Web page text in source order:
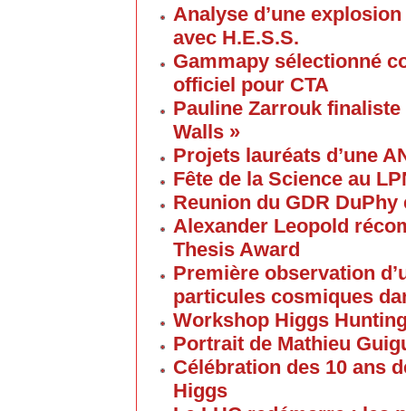
Analyse d’une
avec H.E.S.S.
Gammapy sélectionné
officiel pour CTA
Pauline Zarrouk
Walls »
Projets lauréats d’une
Fête de la Science au
Reunion du GDR DuPhy
Alexander Leopold
Thesis Award
Première observation
particules cosmiques
Workshop Higgs
Portrait de Mathieu
Célébration des 10 ans
Higgs